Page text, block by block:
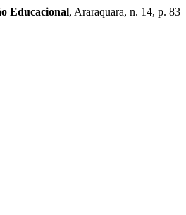
Educacional, Araraquara, n. 14, p.